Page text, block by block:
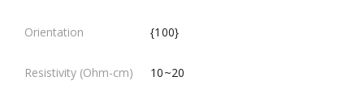
{100}
10~20